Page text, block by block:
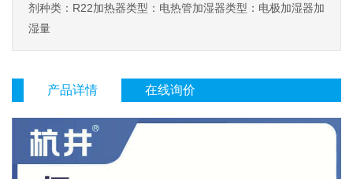
剂种类：R22加热器类型：电热管加湿器类型：电极加湿器加
湿量
产品详情 在线询价